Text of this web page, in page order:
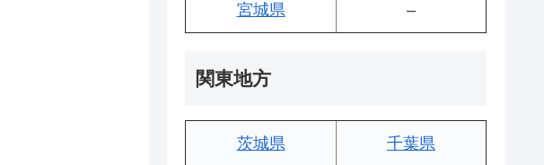
宮城県 –
関東地方
茨城県 千葉県